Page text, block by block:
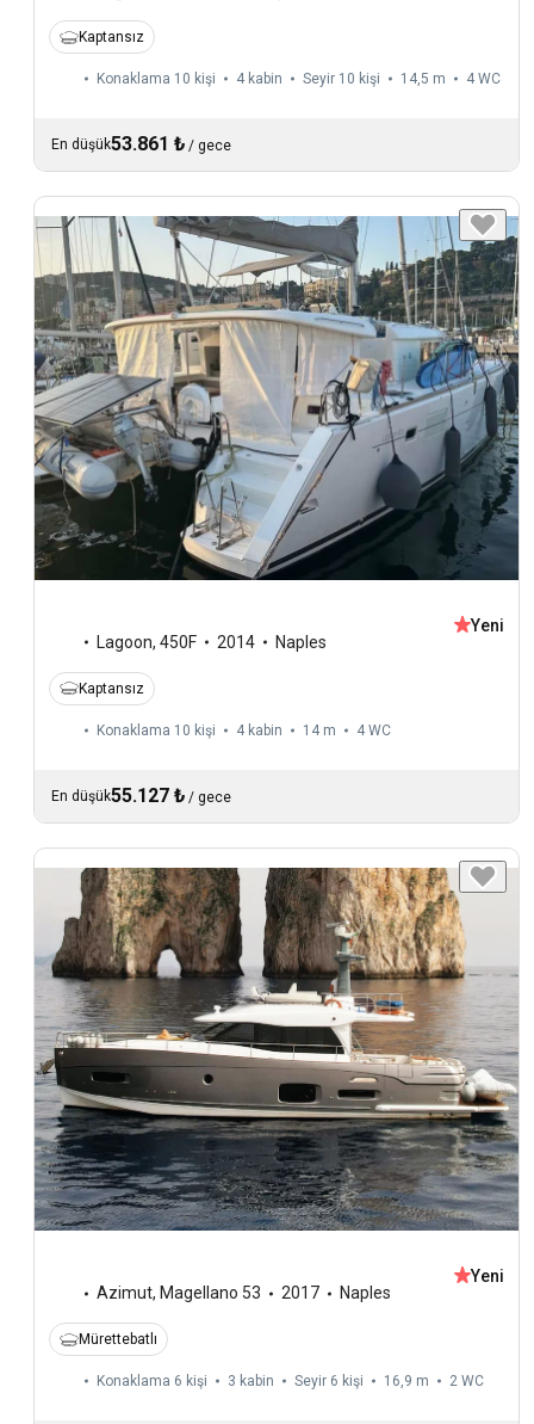
Kaptansız
Konaklama 10 kişi 4 kabin Seyir 10 kişi 14,5 m 4 WC
En düşük53.861 ₺ / gece
Lagoon, 450F 2014 Naples
Yeni
Kaptansız
Konaklama 10 kişi 4 kabin 14 m 4 WC
En düşük55.127 ₺ / gece
Azimut, Magellano 53 2017 Naples
Yeni
Mürettebatlı
Konaklama 6 kişi 3 kabin Seyir 6 kişi 16,9 m 2 WC